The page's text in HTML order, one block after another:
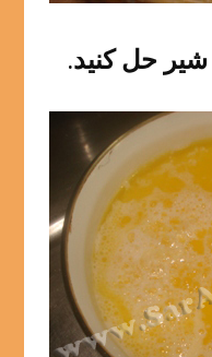
حل کنید.